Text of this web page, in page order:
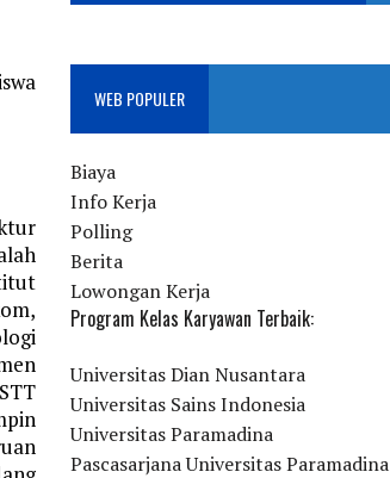
WEB POPULER
Biaya
Info Kerja
Polling
Berita
Lowongan Kerja
Program Kelas Karyawan Terbaik:
Universitas Dian Nusantara
Universitas Sains Indonesia
Universitas Paramadina
Pascasarjana Universitas Paramadina